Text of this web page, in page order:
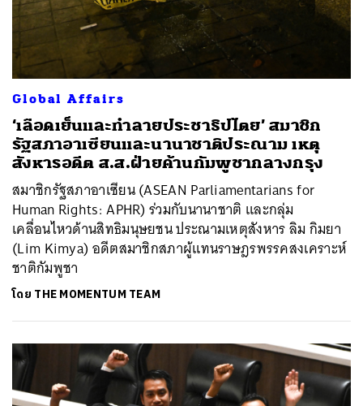
Global Affairs
‘เลือดเย็นและทำลายประชาธิปไตย’ สมาชิก
รัฐสภาอาเซียนและนานาชาติประณาม เหตุ
สังหารอดีต ส.ส.ฝ่ายค้านกัมพูชากลางกรุง
สมาชิกรัฐสภาอาเซียน (ASEAN Parliamentarians for
Human Rights: APHR) ร่วมกับนานาชาติ และกลุ่ม
เคลื่อนไหวด้านสิทธิมนุษยชน ประณามเหตุสังหาร ลิม กิมยา
(Lim Kimya) อดีตสมาชิกสภาผู้แทนราษฎรพรรคสงเคราะห์
ชาติกัมพูชา
โดย THE MOMENTUM TEAM